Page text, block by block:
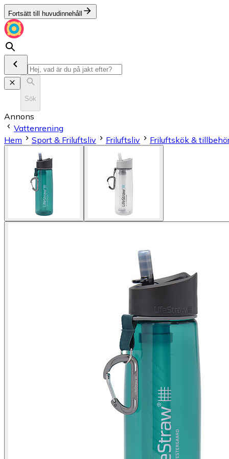
Fortsätt till huvudinnehåll
Sök
Annons
Vattenrening
Hem
Sport & Friluftsliv Friluftsliv Friluftskök &